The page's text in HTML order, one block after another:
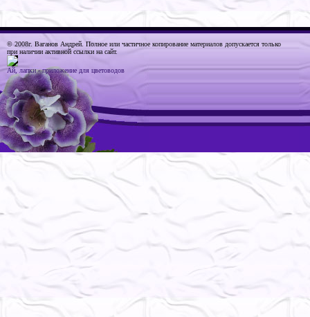
© 2008г. Ваганов Андрей . Полное или частичное копирование материалов допускается только
при наличии активной ссылки на сайт.
Ай, лапки - приложение для цветоводов